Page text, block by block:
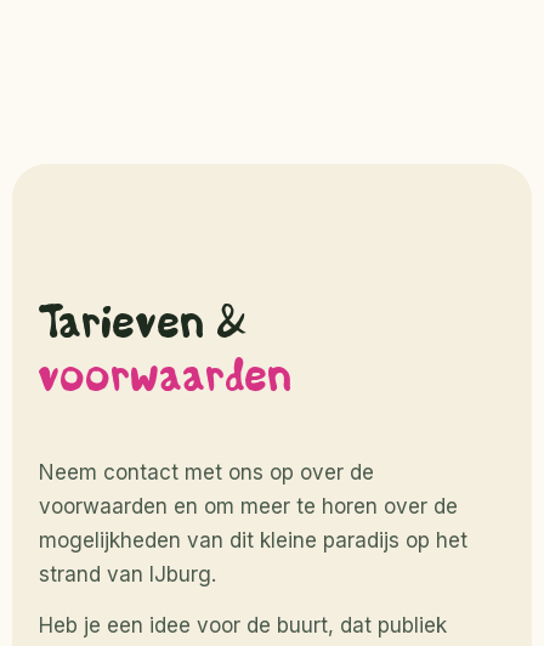
Tarieven &
voorwaarden
Neem contact met ons op over de
voorwaarden en om meer te horen over de
mogelijkheden van dit kleine paradijs op het
strand van IJburg.
Heb je een idee voor de buurt, dat publiek